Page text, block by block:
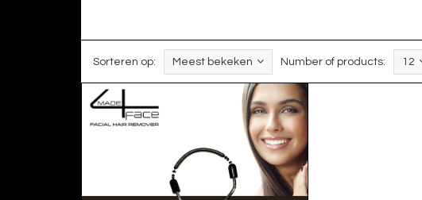
Sorteren op: Meest bekeken Number of products: 12